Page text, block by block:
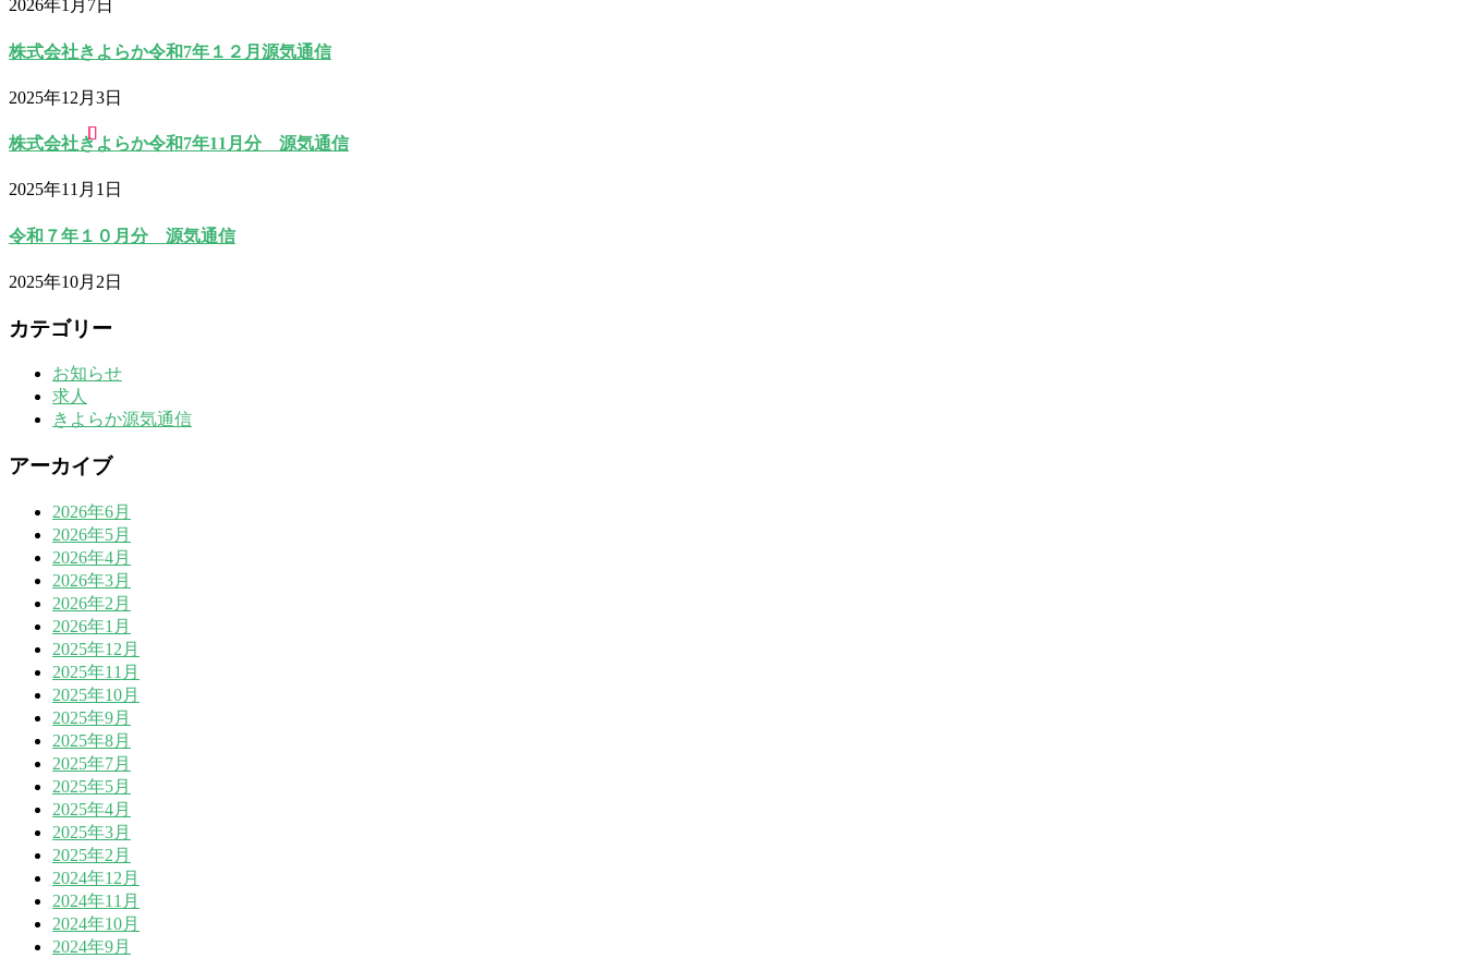
2026年1月7日
株式会社きよらか令和7年１２月源気通信
2025年12月3日
株式会社きよらか令和7年11月分 源気通信
2025年11月1日
令和７年１０月分 源気通信
2025年10月2日
カテゴリー
お知らせ
求人
きよらか源気通信
アーカイブ
2026年6月
2026年5月
2026年4月
2026年3月
2026年2月
2026年1月
2025年12月
2025年11月
2025年10月
2025年9月
2025年8月
2025年7月
2025年5月
2025年4月
2025年3月
2025年2月
2024年12月
2024年11月
2024年10月
2024年9月